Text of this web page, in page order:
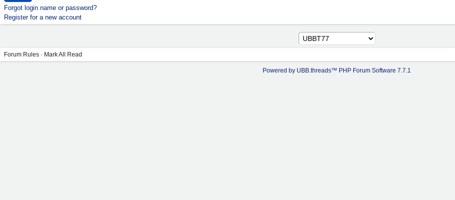
Forgot login name or password?
Register for a new account
Forum Rules · Mark All Read
Powered by UBB.threads™ PHP Forum Software 7.7.1